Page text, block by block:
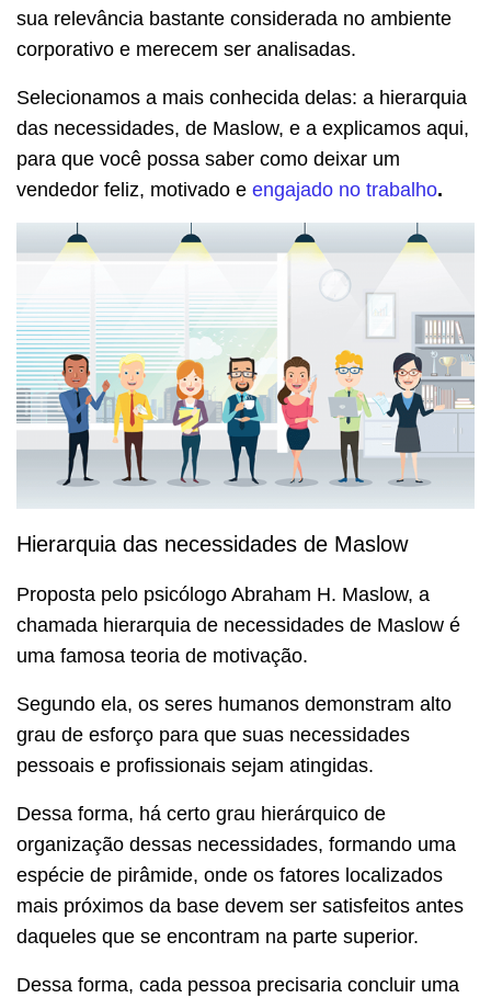
sua relevância bastante considerada no ambiente
corporativo e merecem ser analisadas.
Selecionamos a mais conhecida delas: a hierarquia
das necessidades, de Maslow, e a explicamos aqui,
para que você possa saber como deixar um
vendedor feliz, motivado e engajado no trabalho.
Hierarquia das necessidades de Maslow
Proposta pelo psicólogo Abraham H. Maslow, a
chamada hierarquia de necessidades de Maslow é
uma famosa teoria de motivação.
Segundo ela, os seres humanos demonstram alto
grau de esforço para que suas necessidades
pessoais e profissionais sejam atingidas.
Dessa forma, há certo grau hierárquico de
organização dessas necessidades, formando uma
espécie de pirâmide, onde os fatores localizados
mais próximos da base devem ser satisfeitos antes
daqueles que se encontram na parte superior.
Dessa forma, cada pessoa precisaria concluir uma